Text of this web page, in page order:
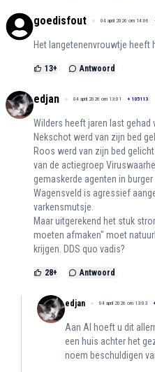
goedisfout 04 april 2026 om 14:06
Het langetenenvrouwtje heeft
13+ Antwoord
edjan 04 april 2026 om 13:01 + 105113
Wilders heeft jaren last gehad
Nekschot werd van zijn bed
Roos werd van zijn bed
van de actiegroep
gemaskerde agenten in
Wagensveld is agressief
varkensmutsje.
Maar uitgerekend het stuk
moeten afmaken" moet
krijgen. DDS quo vadis?
28+ Antwoord
edjan 04 april 2026 om 13:03 +
Aan AI hoeft u dit
een huis achter het
noem beschuldigen